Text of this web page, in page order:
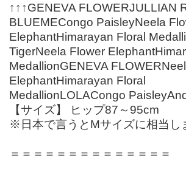
↑↑↑GENEVA FLOWERJULLIAN
BLUEMECongo PaisleyNeela
ElephantHimarayan Floral
TigerNeela Flower
MedallionGENEVA
ElephantHimarayan Floral
MedallionLOLACongo
【サイズ】 ヒップ87～95cm
※日本で言うとMサイズに相当し
＝＝＝＝＝＝＝＝＝＝＝＝＝＝